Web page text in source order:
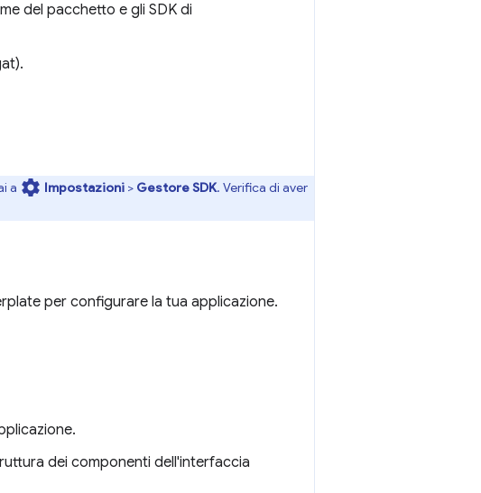
del pacchetto e gli SDK di
a settings Impostazioni > Gestore SDK. Verifica di aver
per configurare la tua applicazione.
dei componenti dell'interfaccia